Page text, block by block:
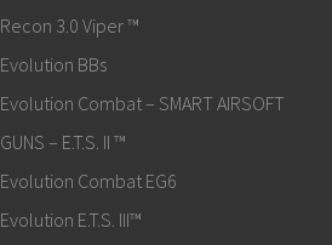
Recon 3.0 Viper ™
Evolution BBs
Evolution Combat – SMART AIRSOFT
GUNS – E.T.S. II ™
Evolution Combat EG6
Evolution E.T.S. III™